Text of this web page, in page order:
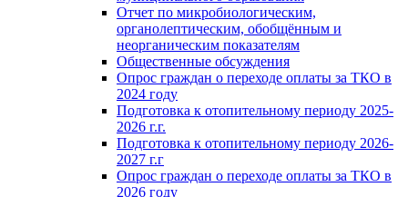
Отчет по микробиологическим,
органолептическим, обобщённым и
неорганическим показателям
Общественные обсуждения
Опрос граждан о переходе оплаты за ТКО в
2024 году
Подготовка к отопительному периоду 2025-
2026 г.г.
Подготовка к отопительному периоду 2026-
2027 г.г
Опрос граждан о переходе оплаты за ТКО в
2026 году